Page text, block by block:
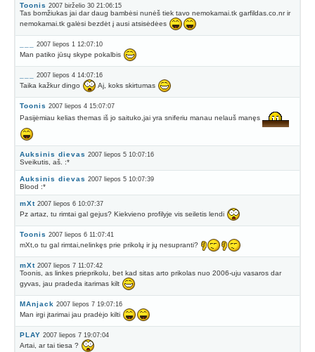
Toonis 2007 birželio 30 21:06:15
Tas bomžiukas jai dar daug bambėsi nunėš tiek tavo nemokamai.tk garfildas.co.nr ir
nemokamai.tk galėsi bezdėt į ausi atsisėdėes
2007 liepos 1 12:07:10
Man patiko jūsų skype pokalbis
2007 liepos 4 14:07:16
Taika kažkur dingo Aj, koks skirtumas
Toonis 2007 liepos 4 15:07:07
Pasijėmiau kelias themas iš jo saituko,jai yra sniferiu manau nelauš manęs
Auksinis dievas 2007 liepos 5 10:07:16
Sveikutis, aš. :*
Auksinis dievas 2007 liepos 5 10:07:39
Blood :*
mXt 2007 liepos 6 10:07:37
Pz artaz, tu rimtai gal gejus? Kiekvieno profilyje vis seiletis lendi
Toonis 2007 liepos 6 11:07:41
mXt,o tu gal rimtai,nelinkęs prie prikolų ir jų nesupranti?
mXt 2007 liepos 7 11:07:42
Toonis, as linkes prieprikolu, bet kad sitas arto prikolas nuo 2006-uju vasaros dar
gyvas, jau pradeda itarimas kilt
MAnjack 2007 liepos 7 19:07:16
Man irgi įtarimai jau pradėjo kilti
PLAY 2007 liepos 7 19:07:04
Artai, ar tai tiesa ?